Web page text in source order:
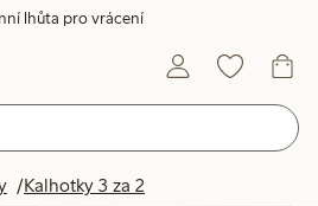
lhůta pro vrácení
Kalhotky 3 za 2Produkty na obrázku